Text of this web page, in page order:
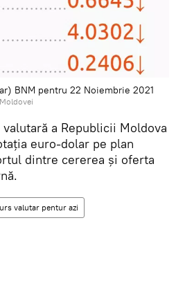
BNM pentru 22 Noiembrie 2021
a Republicii Moldova
euro-dolar pe plan
dintre cererea și oferta
valutar pentur azi